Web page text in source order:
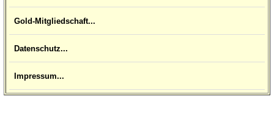
Gold-Mitgliedschaft...
Datenschutz...
Impressum...